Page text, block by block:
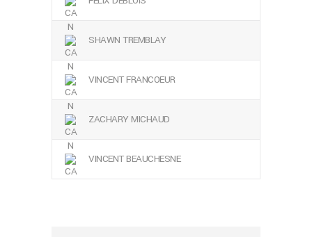
SHAWN TREMBLAY
VINCENT FRANCOEUR
ZACHARY MICHAUD
VINCENT BEAUCHESNE